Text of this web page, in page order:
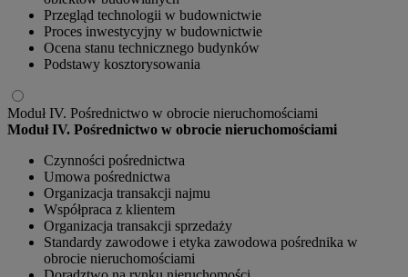
Przegląd technologii w budownictwie
Proces inwestycyjny w budownictwie
Ocena stanu technicznego budynków
Podstawy kosztorysowania
Moduł IV. Pośrednictwo w obrocie nieruchomościami
Moduł IV. Pośrednictwo w obrocie nieruchomościami
Czynności pośrednictwa
Umowa pośrednictwa
Organizacja transakcji najmu
Współpraca z klientem
Organizacja transakcji sprzedaży
Standardy zawodowe i etyka zawodowa pośrednika w
obrocie nieruchomościami